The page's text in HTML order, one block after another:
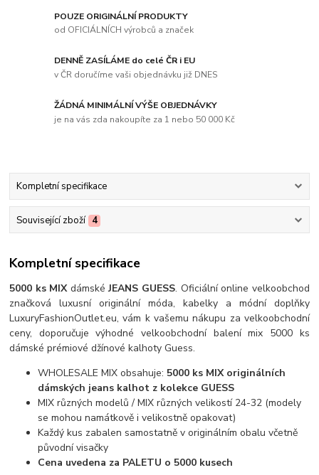
POUZE ORIGINÁLNÍ PRODUKTY
od OFICIÁLNÍCH výrobců a značek
DENNĚ ZASÍLÁME do celé ČR i EU
v ČR doručíme vaši objednávku již DNES
ŽÁDNÁ MINIMÁLNÍ VÝŠE OBJEDNÁVKY
je na vás zda nakoupíte za 1 nebo 50 000 Kč
Kompletní specifikace
Související zboží 4
Kompletní specifikace
5000 ks MIXdámskéJEANS GUESS. Oficiální online velkoobchod
značková luxusní originální móda, kabelky a módní doplňky
LuxuryFashionOutlet.eu, vám k vašemu nákupu za velkoobchodní
ceny, doporučuje výhodné velkoobchodní balení mix 5000 ks
dámské prémiové džínové kalhoty Guess.
WHOLESALE MIX obsahuje: 5000 ks MIX originálních
dámských jeans kalhot z kolekce GUESS
MIX různých modelů / MIX různých velikostí 24-32 (modely
se mohou namátkově i velikostně opakovat)
Každý kus zabalen samostatně v originálním obalu včetně
původní visačky
Cena uvedena za PALETU o 5000 kusech